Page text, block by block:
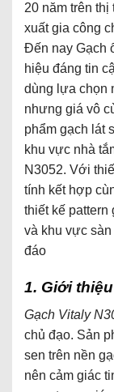
20 năm trên
xuất gia công
Đến nay Gạch
hiệu đáng tin
dùng lựa chọn
nhưng giá vô
phẩm gạch lát
khu vực nhà
N3052. Với
tính kết hợp
thiết kế pattern
và khu vực
đáo
1. Giới
Gạch Vitaly
chủ đạo. Sản
sen trên nền
nên cảm giác